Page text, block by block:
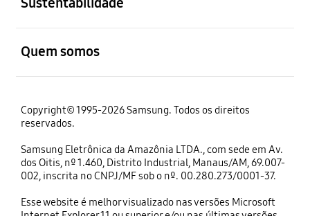
Quem somos
Copyright© 1995-2026 Samsung. Todos os direitos
reservados.
Samsung Eletrônica da Amazônia LTDA., com sede em Av.
dos Oitis, nº 1.460, Distrito Industrial, Manaus/AM, 69.007-
002, inscrita no CNPJ/MF sob o nº. 00.280.273/0001-37.
Esse website é melhor visualizado nas versões Microsoft